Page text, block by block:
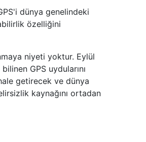
dünya genelindeki
özelliğini
niyeti yoktur. Eylül
GPS uydularını
getirecek ve dünya
kaynağını ortadan